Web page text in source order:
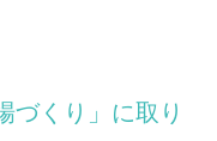
づくり」に取り